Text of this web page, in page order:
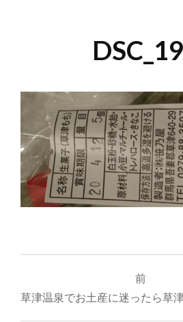
稿
前
草津温泉でお土産に迷ったら草